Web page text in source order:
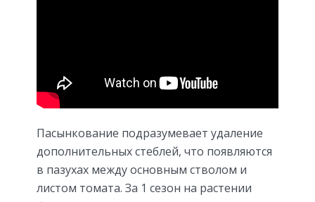
Пасынкование подразумевает удаление
дополнительных стеблей, что появляются
в пазухах между основным стволом и
листом томата. За 1 сезон на растении